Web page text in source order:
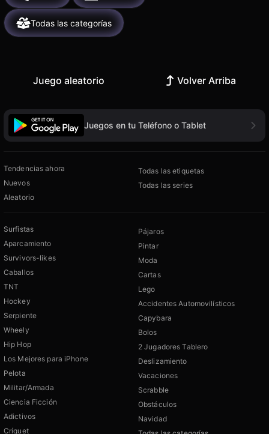
Todas las categorías
Juego aleatorio Volver Arriba
Juegos en tu Teléfono o Tablet
Tendencias ahora
Nuevos
Aleatorio
Todas las etiquetas
Todas las series
Surfistas
Aparcamiento
Survivors-likes
Caballos
TNT
Hockey
Serpiente
Wheely
Hip Hop
Los Mejores para iPhone
Pelota
Militar/Armada
Ciencia Ficción
Adictivos
Críquet
Pájaros
Pintar
Moda
Cartas
Lego
Accidentes Automovilísticos
Capybara
Bolos
2 Jugadores Tablero
Deslizamiento
Vacaciones
Scrabble
Obstáculos
Navidad